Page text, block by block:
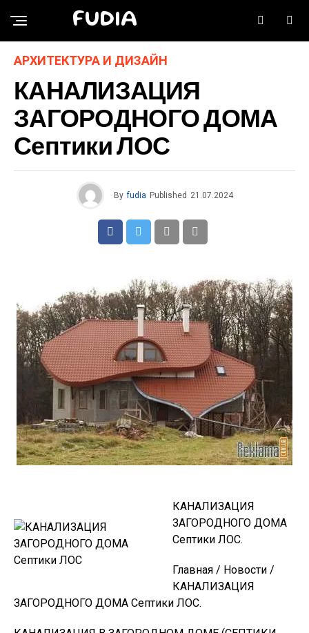
FUDIA
АРХИТЕКТУРА И ДИЗАЙН
КАНАЛИЗАЦИЯ
ЗАГОРОДНОГО ДОМА
Септики ЛОС
By fudia Published 21.07.2024
КАНАЛИЗАЦИЯ
ЗАГОРОДНОГО ДОМА
Септики ЛОС.
Главная / Новости /
КАНАЛИЗАЦИЯ
ЗАГОРОДНОГО ДОМА Септики ЛОС.